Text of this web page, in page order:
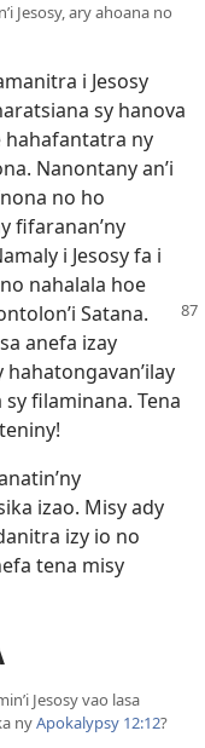
Jesosy, ary ahoana no
i Jesosy
sy hanova
hahafantatra ny
Nanontany an’i
no ho
fifaranan’ny
i Jesosy fa i
nahalala hoe
Satana.
anefa izay
filaminana. Tena
izao. Misy ady
izy io no
tena misy
Jesosy vao lasa
nyApokalypsy 12:12?